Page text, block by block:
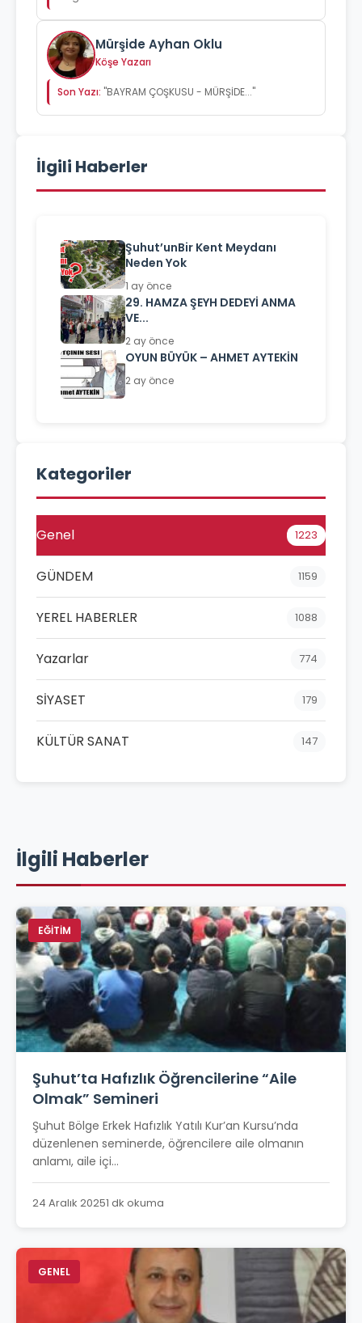
Mürşide Ayhan Oklu
Köşe Yazarı
Son Yazı: "BAYRAM ÇOŞKUSU - MÜRŞİDE..."
İlgili Haberler
Şuhut’unBir Kent Meydanı
Neden Yok
1 ay önce
29. HAMZA ŞEYH DEDEYİ ANMA
VE...
2 ay önce
OYUN BÜYÜK – AHMET AYTEKİN
2 ay önce
Kategoriler
Genel 1223
GÜNDEM 1159
YEREL HABERLER 1088
Yazarlar 774
SİYASET 179
KÜLTÜR SANAT 147
İlgili Haberler
EĞİTİM
Şuhut’ta Hafızlık Öğrencilerine “Aile
Olmak” Semineri
Şuhut Bölge Erkek Hafızlık Yatılı Kur’an Kursu’nda
düzenlenen seminerde, öğrencilere aile olmanın
anlamı, aile içi...
24 Aralık 20251 dk okuma
GENEL